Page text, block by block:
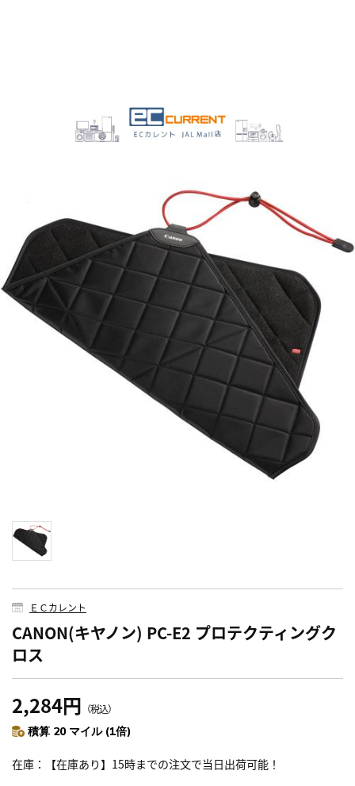
ＥＣカレント
CANON(キヤノン) PC-E2 プロテクティングク
ロス
2,284円 （税込）
積算 20 マイル (1倍)
在庫 【在庫あり】15時までの注文で当日出荷可能！